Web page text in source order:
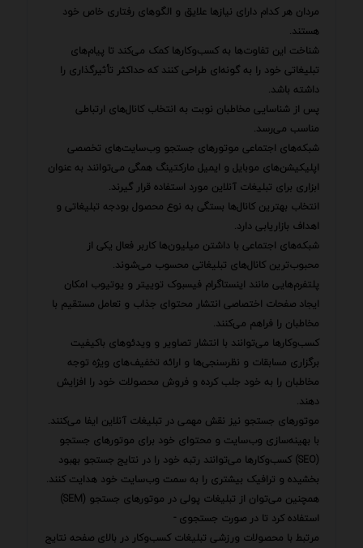
مردان هر کدام دارای نیازها علایق و الگوهای رفتاری خاص خود
هستند.
شناخت این تفاوت‌ها به کسب‌وکارها کمک می‌کند تا پیام‌های
تبلیغاتی خود را به گونه‌ای طراحی کنند که حداکثر تأثیرگذاری را
داشته باشد.
پس از شناسایی مخاطبان نوبت به انتخاب کانال‌های ارتباطی
مناسب می‌رسد.
شبکه‌های اجتماعی موتورهای جستجو وب‌سایت‌های تخصصی
اپلیکیشن‌های موبایل و ایمیل مارکتینگ همگی می‌توانند به عنوان
ابزاری برای تبلیغات آنلاین مورد استفاده قرار گیرند.
انتخاب بهترین کانال‌ها بستگی به نوع محصول بودجه تبلیغاتی و
اهداف بازاریابی دارد.
شبکه‌های اجتماعی با داشتن میلیون‌ها کاربر فعال یکی از
محبوب‌ترین کانال‌های تبلیغاتی محسوب می‌شوند.
پلتفرم‌هایی مانند اینستاگرام فیسبوک توییتر و یوتیوب امکان
ایجاد صفحات اختصاصی انتشار محتوای جذاب و تعامل مستقیم با
مخاطبان را فراهم می‌کنند.
کسب‌وکارها می‌توانند با انتشار تصاویر و ویدئوهای باکیفیت
برگزاری مسابقات و نظرسنجی‌ها و ارائه تخفیف‌های ویژه توجه
مخاطبان را به خود جلب کرده و فروش محصولات خود را افزایش
دهند.
موتورهای جستجو نیز نقش مهمی در تبلیغات آنلاین ایفا می‌کنند.
با بهینه‌سازی وب‌سایت و محتوای خود برای موتورهای جستجو
(SEO) کسب‌وکارها می‌توانند رتبه خود را در نتایج جستجو بهبود
بخشیده و ترافیک بیشتری را به سمت وب‌سایت خود هدایت کنند.
همچنین می‌توان از تبلیغات پولی در موتورهای جستجو (SEM)
استفاده کرد تا در صورت جستجوی -
مرتبط با محصولات ورزشی تبلیغات کسب‌وکار در بالای صفحه نتایج